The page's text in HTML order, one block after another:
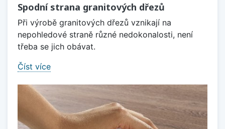
Spodní strana granitových dřezů
Při výrobě granitových dřezů vznikají na
nepohledové straně různé nedokonalosti, není
třeba se jich obávat.
Číst více